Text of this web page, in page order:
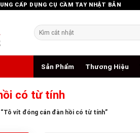
CẤP DỤNG CỤ CẦM TAY NHẬT BẢN
Tìm
kiếm:
Sản Phẩm Thương Hiệu
có từ tính
vít đóng cán đàn hồi có từ tính”